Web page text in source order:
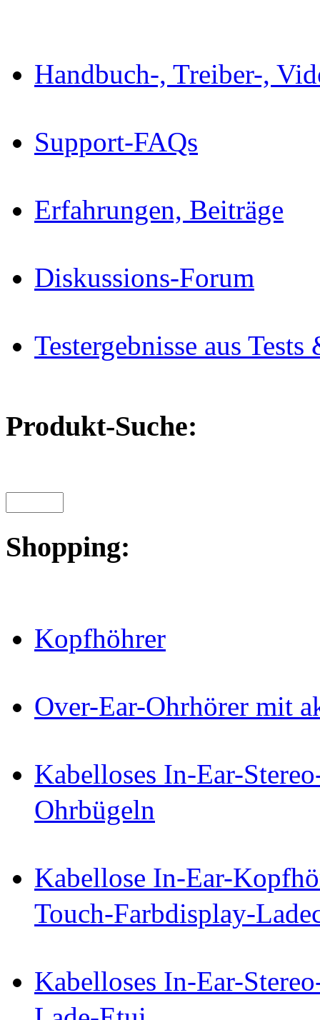
Handbuch-, Treiber-,
Support-FAQs
Erfahrungen, Beiträge
Diskussions-Forum
Testergebnisse aus
Produkt-Suche:
Shopping:
Kopfhöhrer
Over-Ear-Ohrhörer mit
Kabelloses In-Ear-
Ohrbügeln
Kabellose In-Ear-
Touch-Farbdisplay-
Kabelloses In-Ear-